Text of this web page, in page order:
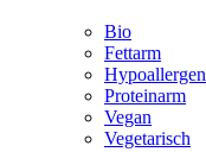
Bio
Fettarm
Hypoallergen
Proteinarm
Vegan
Vegetarisch